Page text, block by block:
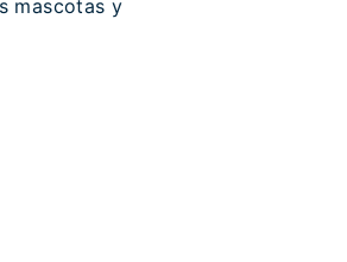
mascotas y